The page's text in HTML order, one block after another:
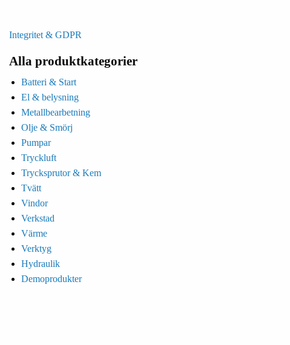
Integritet & GDPR
Alla produktkategorier
Batteri & Start
El & belysning
Metallbearbetning
Olje & Smörj
Pumpar
Tryckluft
Trycksprutor & Kem
Tvätt
Vindor
Verkstad
Värme
Verktyg
Hydraulik
Demoprodukter